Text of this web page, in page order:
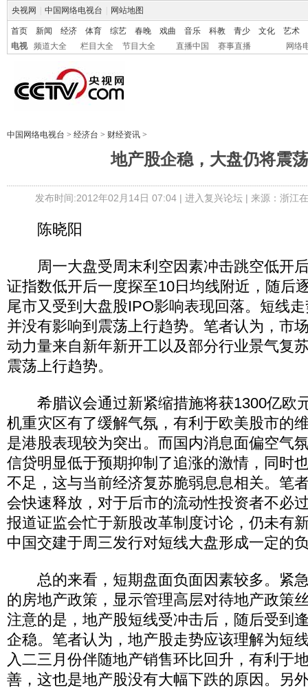
央视网 中国网络电视台 网站地图
首页 新闻 经济 体育 综艺 春晚 戏曲 音乐 科教 青少 文化
艺术
电视
频道大全 栏目大全 节目大全 直播中国 赛事直播 网络
中国网络电视台 > 经济台 > 财经资讯 >
地产股企稳，大盘仍将震
发布时间:2012年02月14日 07:04 | 进入复兴论坛 | 来源：浙江
陈晓阳
周一大盘受周末利空因素冲击跳空低开
证指数低开后一度探至10日均线附近，随后
尾市又受到大盘股IPO影响表现回落。短线
并没有影响到震荡上行趋势。笔者认为，市
动力量来自新年新开工以及部分行业景气复
震荡上行趋势。
希腊议会通过新紧缩措施将获1300亿欧
机重灾区有了缓解气氛，有利于欧美股市的
是港股表现较为突出。而国内消息面偏空气
信贷明显低于预期抑制了追涨的激情，同时
不足，这与当前经济复苏脆弱息息相关。笔
会快速释放，对于后市的流动性投资者不必
报道证监会忙于新股改革制度讨论，仍未有
中国交建于周三发行对短线大盘形成一定的
总的来看，短期盘面负面因素较多。紧
的房地产政策，显示管理高层对待地产政策
注意的是，地产股短线受冲击后，随后受到
企稳。笔者认为，地产股走势应该理解为短
入二三月份伴随地产销售环比回升，有利于
善，这也是地产股没有大幅下跌的原因。另